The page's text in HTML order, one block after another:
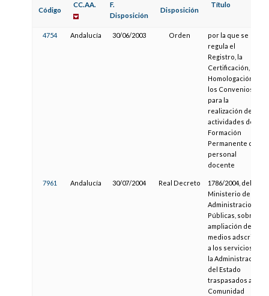
Código
CC.AA.
F.
Disposición
Disposición
Título
4754 Andalucía 30/06/2003 Orden
por la que se
regula el
Registro, la
Certificación, la
Homologación y
los Convenios
para la
realización de
actividades de
Formación
Permanente del
personal
docente
7961 Andalucía 30/07/2004 Real Decreto
1786/2004, del
Ministerio de
Administraciones
Públicas, sobre
ampliación de
medios adscritos
a los servicios de
la Administración
del Estado
traspasados a la
Comunidad